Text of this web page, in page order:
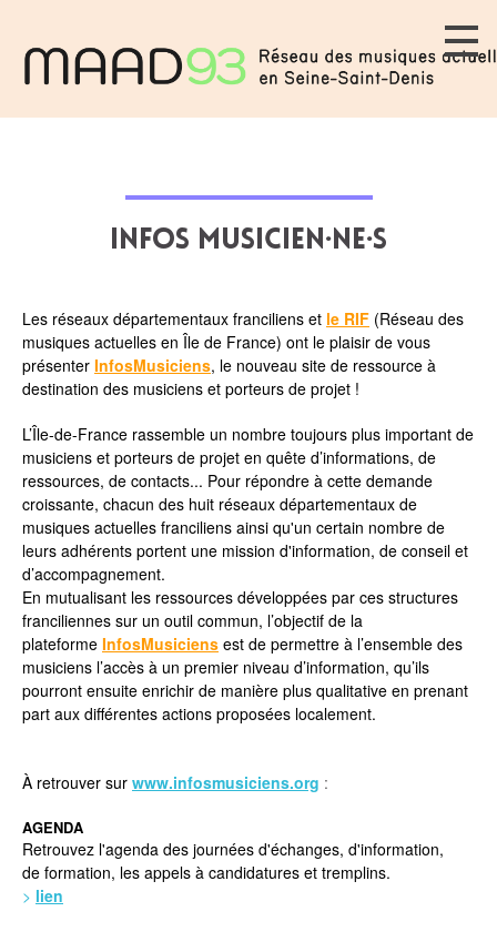
Infos musicien·ne·s
Les réseaux départementaux franciliens et le RIF (Réseau des
musiques actuelles en Île de France) ont le plaisir de vous
présenter InfosMusiciens, le nouveau site de ressource à
destination des musiciens et porteurs de projet !
L’Île-de-France rassemble un nombre toujours plus important de
musiciens et porteurs de projet en quête d’informations, de
ressources, de contacts... Pour répondre à cette demande
croissante, chacun des huit réseaux départementaux de
musiques actuelles franciliens ainsi qu'un certain nombre de
leurs adhérents portent une mission d'information, de conseil et
d’accompagnement.
En mutualisant les ressources développées par ces structures
franciliennes sur un outil commun, l’objectif de la
plateforme InfosMusiciens est de permettre à l’ensemble des
musiciens l’accès à un premier niveau d’information, qu’ils
pourront ensuite enrichir de manière plus qualitative en prenant
part aux différentes actions proposées localement.
À retrouver sur www.infosmusiciens.org :
AGENDA
Retrouvez l'agenda des journées d'échanges, d'information,
de formation, les appels à candidatures et tremplins.
> lien